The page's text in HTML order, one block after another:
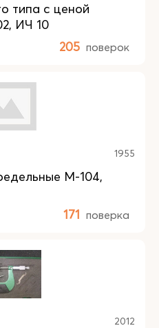
типа с ценой
ИЧ 10
205 поверок
1955
М-104,
171 поверка
2012